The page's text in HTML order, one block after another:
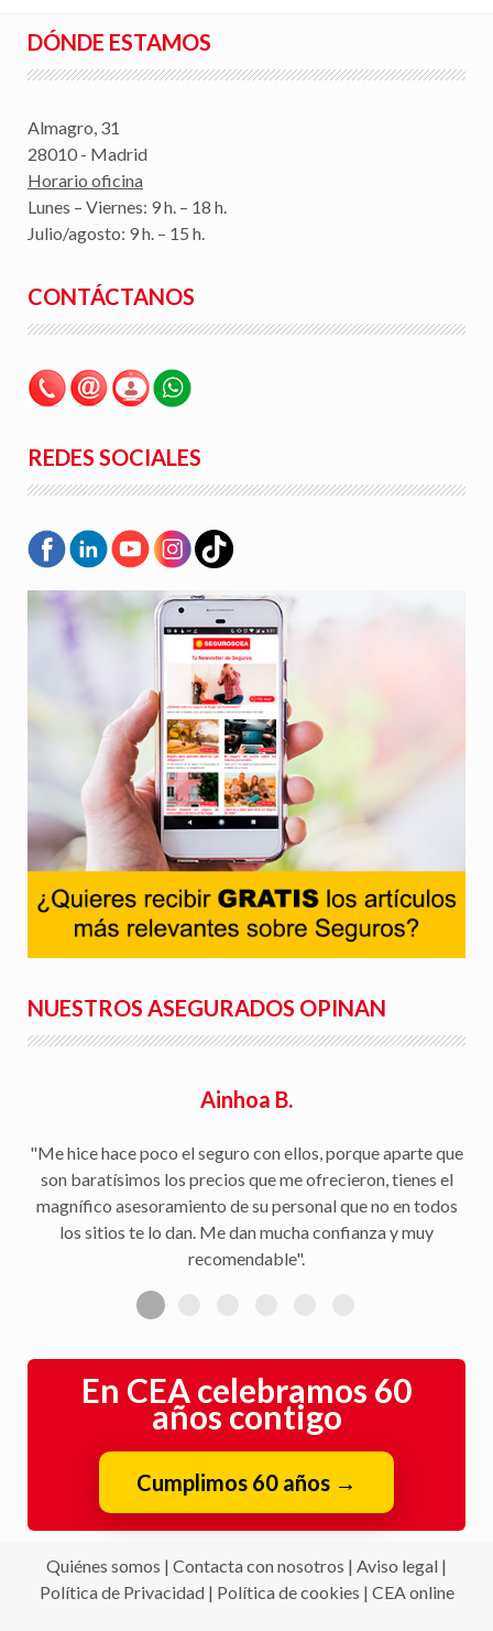
DÓNDE ESTAMOS
Almagro, 31
28010 - Madrid
Horario oficina
Lunes – Viernes: 9 h. – 18 h.
Julio/agosto: 9 h. – 15 h.
CONTÁCTANOS
REDES SOCIALES
NUESTROS ASEGURADOS OPINAN
Ainhoa B.
"Me hice hace poco el seguro con ellos, porque aparte que
son baratísimos los precios que me ofrecieron, tienes el
magnífico asesoramiento de su personal que no en todos
los sitios te lo dan. Me dan mucha confianza y muy
recomendable".
En CEA celebramos 60
años contigo
Cumplimos 60 años →
Quiénes somos | Contacta con nosotros | Aviso legal |
Política de Privacidad| Política de cookies | CEA online